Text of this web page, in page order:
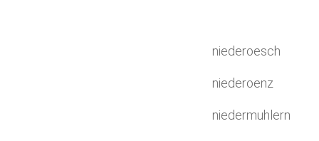
niederoesch
niederoenz
niedermuhlern